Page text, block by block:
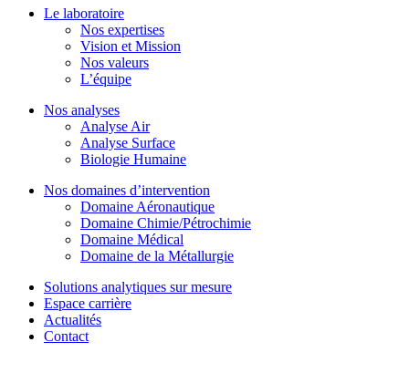
Le laboratoire
Nos expertises
Vision et Mission
Nos valeurs
L’équipe
Nos analyses
Analyse Air
Analyse Surface
Biologie Humaine
Nos domaines d’intervention
Domaine Aéronautique
Domaine Chimie/Pétrochimie
Domaine Médical
Domaine de la Métallurgie
Solutions analytiques sur mesure
Espace carrière
Actualités
Contact